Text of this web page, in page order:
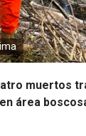
muertos
área